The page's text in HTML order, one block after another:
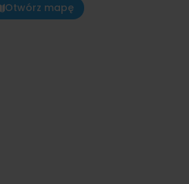
Otwórz mapę